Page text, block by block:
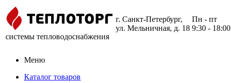
системы тепловодоснабжения
г. Санкт-Петербург,
ул. Мельничная, д. 18
Пн - пт
9:30 - 18:00
Меню
Каталог товаров